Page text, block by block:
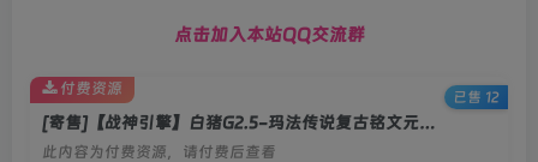
点击加入本站QQ交流群
[寄售]【战神引擎】白猪G2.5-玛法传说复古铭文元素飞剑版免授权修复版服务端+双端+教程
此内容为付费资源，请付费后查看
付费资源
已售 12